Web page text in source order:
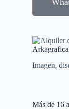
Arkagrafica
Imagen,
Más de 16